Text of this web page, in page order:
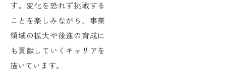
す。変化を恐れず挑戦する
ことを楽しみながら、事業
領域の拡大や後進の育成に
も貢献していくキャリアを
描いています。